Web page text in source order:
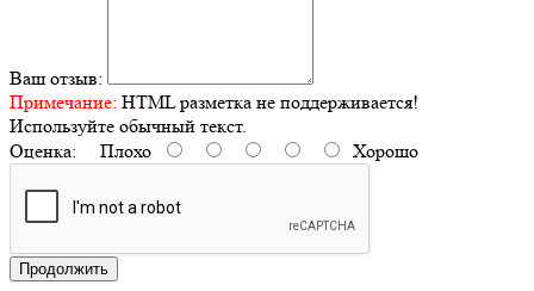
Ваш отзыв:
Примечание: HTML разметка не поддерживается!
Используйте обычный текст.
Оценка: Плохо Хорошо
Продолжить